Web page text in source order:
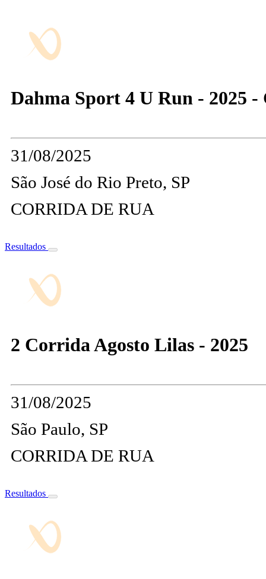
Dahma Sport 4 U Run - 2025 -
31/08/2025
São José do Rio Preto, SP
CORRIDA DE RUA
Resultados
2 Corrida Agosto Lilas - 2025
31/08/2025
São Paulo, SP
CORRIDA DE RUA
Resultados